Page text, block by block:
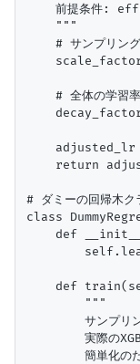
前提条件:
    """
# サンプリン
# 全体の学習
return
# ダミーの回帰木ク
class
def
def
        """
サンプリ
実際の
簡単化のた